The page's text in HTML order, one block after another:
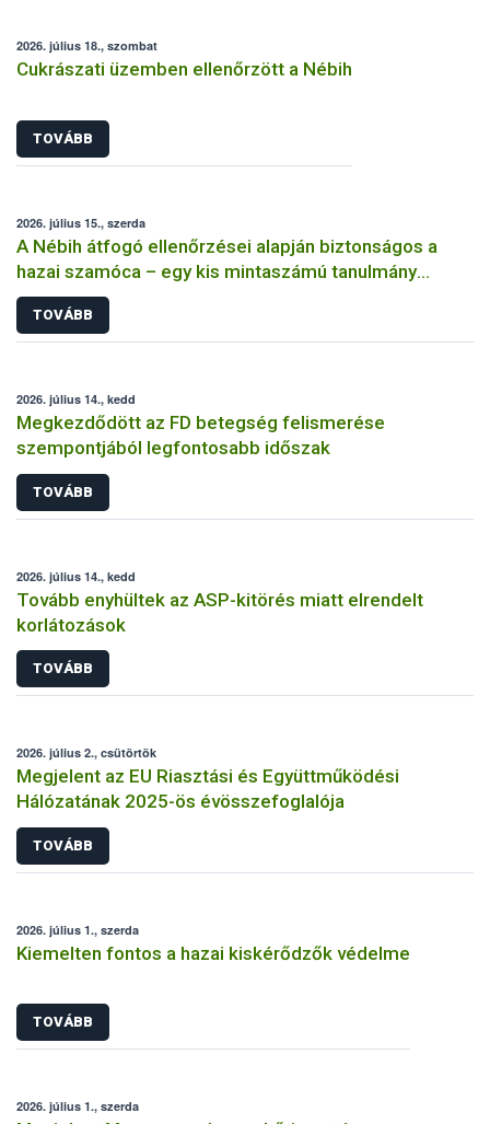
2026. július 18., szombat
Cukrászati üzemben ellenőrzött a Nébih
TOVÁBB
2026. július 15., szerda
A Nébih átfogó ellenőrzései alapján biztonságos a
hazai szamóca – egy kis mintaszámú tanulmány
indokolatlan aggodalmat kelthet
TOVÁBB
2026. július 14., kedd
Megkezdődött az FD betegség felismerése
szempontjából legfontosabb időszak
TOVÁBB
2026. július 14., kedd
Tovább enyhültek az ASP-kitörés miatt elrendelt
korlátozások
TOVÁBB
2026. július 2., csütörtök
Megjelent az EU Riasztási és Együttműködési
Hálózatának 2025-ös évösszefoglalója
TOVÁBB
2026. július 1., szerda
Kiemelten fontos a hazai kiskérődzők védelme
TOVÁBB
2026. július 1., szerda